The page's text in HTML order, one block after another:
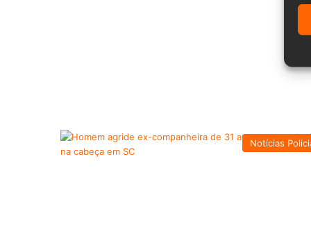
Notícias